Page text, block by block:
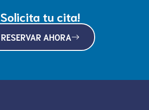
Solicita tu cita!
RESERVAR AHORA